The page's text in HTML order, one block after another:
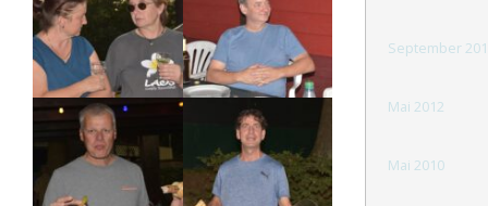
September
Mai 2012
Mai 2010